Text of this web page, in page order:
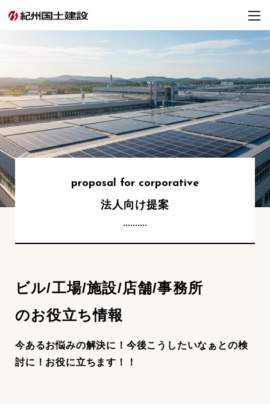
法人向け提案
proposal for corporative
ビル/工場/施設/店舗/事務所
のお役立ち情報
今あるお悩みの解決に！今後こうしたいなぁとの検
討に！ お役に立ちます！！